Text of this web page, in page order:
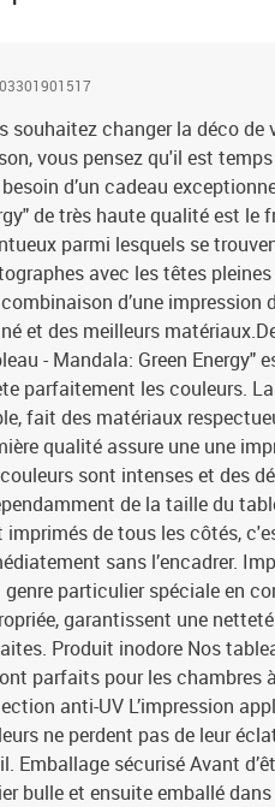
souhaitez changer la déco
vous pensez qu'il est
d’un cadeau
de très haute qualité est le
parmi lesquels se
avec les têtes
d’une impression
et des meilleurs
- Mandala: Green Energy"
parfaitement les couleurs.
fait des matériaux
qualité assure une une
sont intenses et des
de la taille du
imprimés de tous les côtés,
sans l’encadrer.
genre particulier spéciale en
garantissent une
Produit inodore Nos
parfaits pour les chambres
anti-UV L’impression
ne perdent pas de leur
Emballage sécurisé Avant
bulle et ensuite emballé